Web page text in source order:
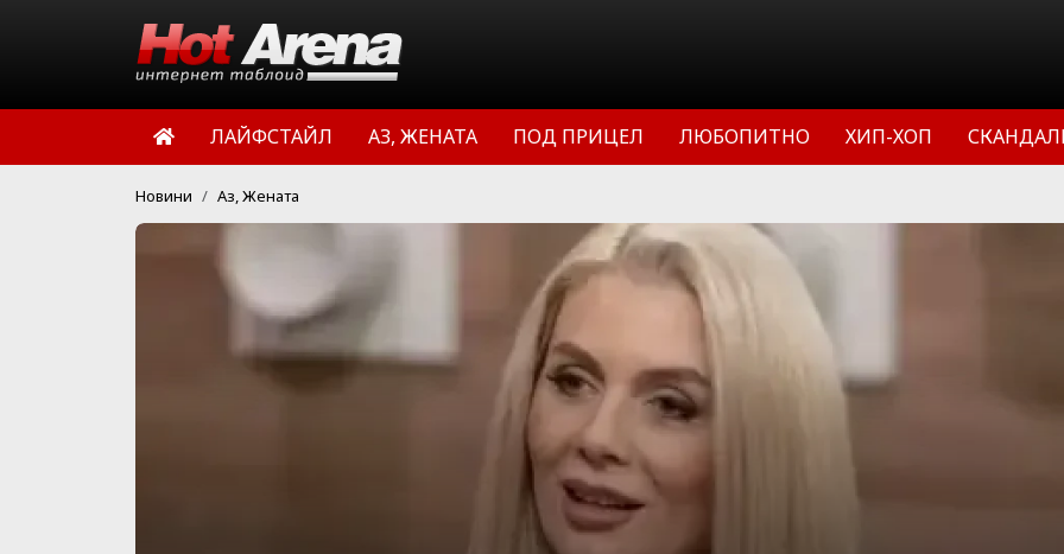
ЛАЙФСТАЙЛ АЗ, ЖЕНАТА ПОД ПРИЦЕЛ ЛЮБОПИТНО ХИП-ХОП
Новини Аз, Жената